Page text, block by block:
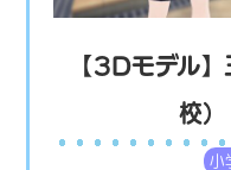
【3Dモデル
校
小